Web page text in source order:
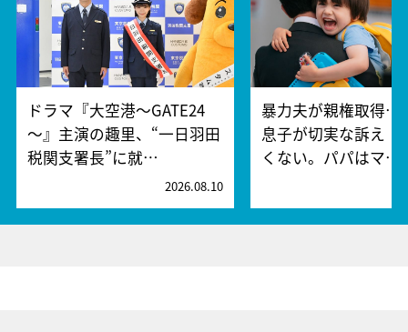
ドラマ『大空港～GATE24
～』主演の趣里、“一日羽田
税関支署長”に就…
2026.08.10
暴力夫が親権取得…
息子が切実な訴え「
くない。パパはマ…